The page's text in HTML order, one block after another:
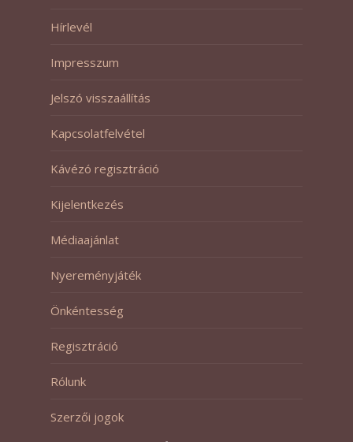
Hírlevél
Impresszum
Jelszó visszaállítás
Kapcsolatfelvétel
Kávézó regisztráció
Kijelentkezés
Médiaajánlat
Nyereményjáték
Önkéntesség
Regisztráció
Rólunk
Szerzői jogok